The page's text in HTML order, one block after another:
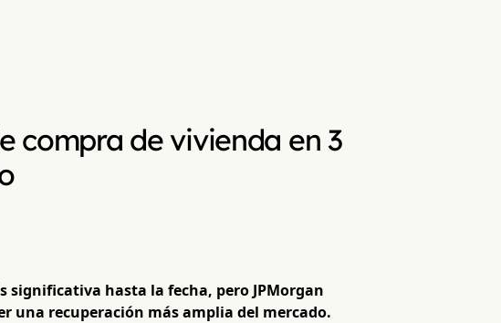
compra de vivienda en 3
hasta la fecha, pero JPMorgan
una recuperación más amplia del mercado.